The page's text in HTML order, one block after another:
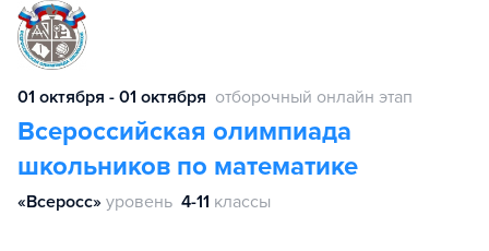
01 октября - 01 октября отборочный онлайн этап
Всероссийская олимпиада
школьников по математике
«Всеросс» уровень 4-11 классы